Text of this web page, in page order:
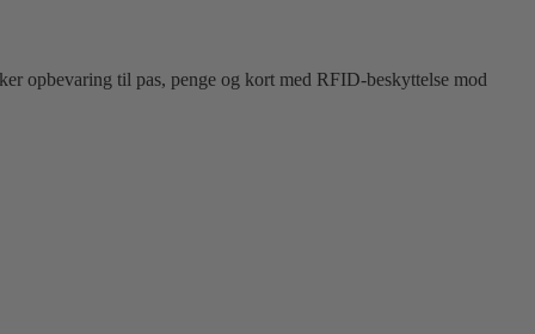
opbevaring til pas, penge og kort med RFID-beskyttelse mod